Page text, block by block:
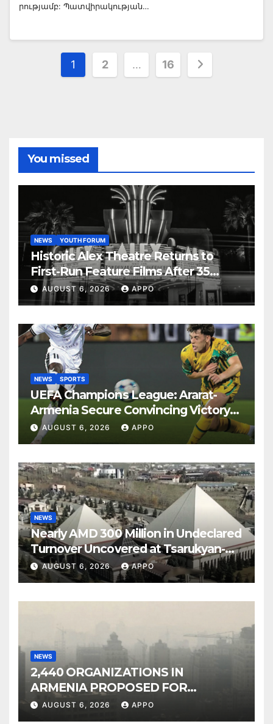
րությամբ: Պատվիրակության…
Posts
pagination
1 2 … 16
You missed
NEWS YOUTH FORUM
Historic Alex Theatre Returns to
First-Run Feature Films After 35
Years
AUGUST 6, 2026 APPO
NEWS SPORTS
UEFA Champions League: Ararat-
Armenia Secure Convincing Victory
Over Shamrock Rovers 2-0
AUGUST 6, 2026 APPO
NEWS
Nearly AMD 300 Million in Undeclared
Turnover Uncovered at Tsarukyan-
Owned Entertainment Center
AUGUST 6, 2026 APPO
NEWS
2,440 ORGANIZATIONS IN
ARMENIA PROPOSED FOR
INCLUSION IN LIST OF AIR
POLLUTERS
AUGUST 6, 2026 APPO